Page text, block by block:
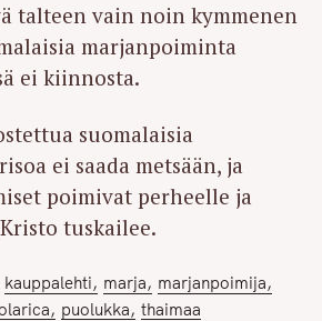
talteen vain noin kymmenen
marjanpoiminta
ei kiinnosta.
suomalaisia
ei saada metsään, ja
poimivat perheelle ja
tuskailee.
kauppalehti marja
marjanpoimija
puolukka thaimaa